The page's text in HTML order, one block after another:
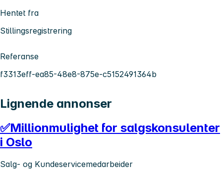
Hentet fra
Stillingsregistrering
Referanse
f3313eff-ea85-48e8-875e-c5152491364b
Lignende annonser
✅Millionmulighet for salgskonsulenter
i Oslo
Salg- og Kundeservicemedarbeider